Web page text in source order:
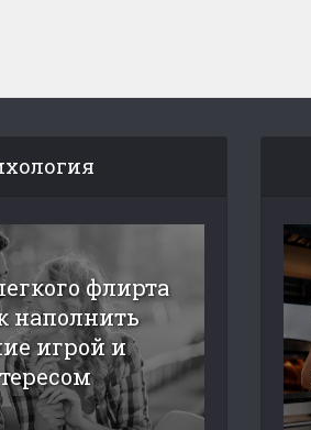
флирта
наполнить
игрой и